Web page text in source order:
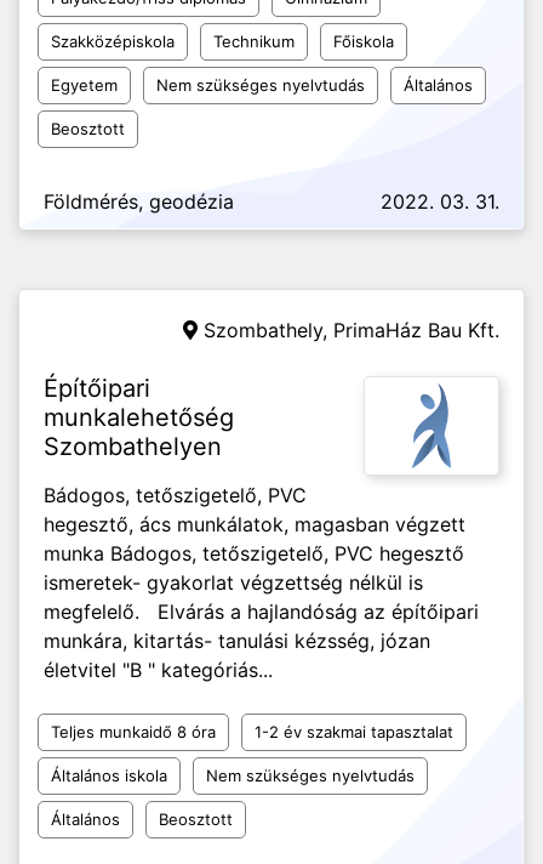
Szakközépiskola Technikum Főiskola
Egyetem Nem szükséges nyelvtudás Általános
Beosztott
Földmérés, geodézia 2022. 03. 31.
Szombathely, PrimaHáz Bau Kft.
Építőipari
munkalehetőség
Szombathelyen
Bádogos, tetőszigetelő, PVC
hegesztő, ács munkálatok, magasban végzett
munka Bádogos, tetőszigetelő, PVC hegesztő
ismeretek- gyakorlat végzettség nélkül is
megfelelő. Elvárás a hajlandóság az építőipari
munkára, kitartás- tanulási kézsség, józan
életvitel "B " kategóriás...
Teljes munkaidő 8 óra 1-2 év szakmai tapasztalat
Általános iskola Nem szükséges nyelvtudás
Általános Beosztott